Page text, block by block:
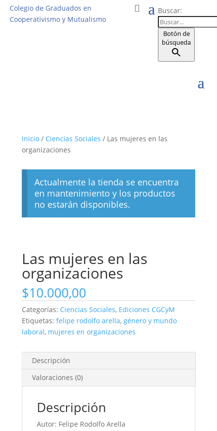
Colegio de Graduados en
Cooperativismo y Mutualismo
Buscar:
Botón de
búsqueda
Inicio/ Ciencias Sociales / Las mujeres en las
organizaciones
Actualmente la tienda se encuentra
en mantenimiento y los productos
no estarán disponibles.
Las mujeres en las
organizaciones
$10.000,00
Categorías: Ciencias Sociales, Ediciones CGCyM
Etiquetas: felipe rodolfo arella, género y mundo
laboral, mujeres en organizaciones
Descripción
Valoraciones (0)
Descripción
Autor: Felipe Rodolfo Arella